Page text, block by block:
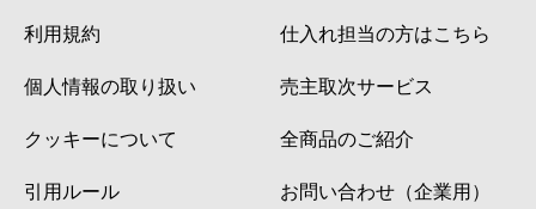
利用規約
個人情報の取り扱い
クッキーについて
引用ルール
仕入れ担当の方はこちら
売主取次サービス
全商品のご紹介
お問い合わせ（企業用）